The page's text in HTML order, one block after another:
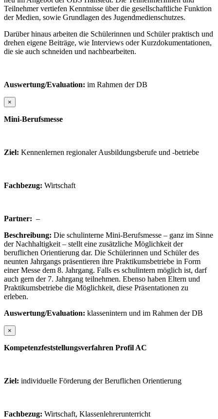
Teilnehmer vertiefen Kenntnisse über die gesellschaftliche Funktion
der Medien, sowie Grundlagen des Jugendmedienschutzes.
Darüber hinaus arbeiten die Schülerinnen und Schüler praktisch und
drehen eigene Beiträge, wie Interviews oder Kurzdokumentationen,
die sie auch schneiden und nachbearbeiten.
Auswertung/Evaluation: im Rahmen der DB
×
Mini-Berufsmesse
Ziel: Kennenlernen regionaler Ausbildungsberufe und -betriebe
Fachbezug: Wirtschaft
Partner: –
Beschreibung: Die schulinterne Mini-Berufsmesse – ganz im Sinne
der Nachhaltigkeit – stellt eine zusätzliche Möglichkeit der
beruflichen Orientierung dar. Die Schülerinnen und Schüler des
neunten Jahrgangs präsentieren ihre Praktikumsbetriebe in Form
einer Messe dem 8. Jahrgang. Falls es schulintern möglich ist, darf
auch gern der 7. Jahrgang teilnehmen. Ebenso haben Eltern und
Praktikumsbetriebe die Möglichkeit, diese Präsentationen zu
erleben.
Auswertung/Evaluation: klassenintern und im Rahmen der DB
×
Kompetenzfeststellungsverfahren Profil AC
Ziel: individuelle Förderung der Beruflichen Orientierung
Fachbezug: Wirtschaft, Klassenlehrerunterricht